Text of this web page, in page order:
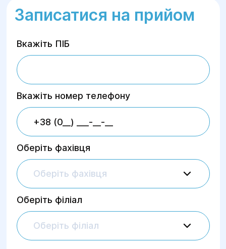
Записатися на прийом
Вкажіть ПІБ
Вкажіть номер телефону
Оберіть фахівця
Оберіть фахівця
Оберіть філіал
Оберіть філіал